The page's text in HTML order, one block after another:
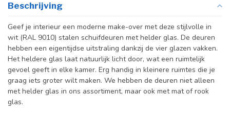
Beschrijving
Geef je interieur een moderne make-over met deze stijlvolle in
wit (RAL 9010) stalen schuifdeuren met helder glas. De deuren
hebben een eigentijdse uitstraling dankzij de vier glazen vakken.
Het heldere glas laat natuurlijk licht door, wat een ruimtelijk
gevoel geeft in elke kamer. Erg handig in kleinere ruimtes die je
graag iets groter wilt maken. We hebben de deuren niet alleen
met helder glas in ons assortiment, maar ook met mat of rook
glas.